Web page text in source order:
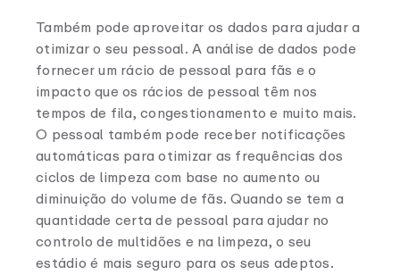
Também pode aproveitar os dados para ajudar a
otimizar o seu pessoal. A análise de dados pode
fornecer um rácio de pessoal para fãs e o
impacto que os rácios de pessoal têm nos
tempos de fila, congestionamento e muito mais.
O pessoal também pode receber notificações
automáticas para otimizar as frequências dos
ciclos de limpeza com base no aumento ou
diminuição do volume de fãs. Quando se tem a
quantidade certa de pessoal para ajudar no
controlo de multidões e na limpeza, o seu
estádio é mais seguro para os seus adeptos.